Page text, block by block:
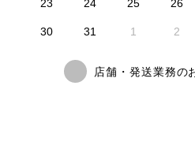
23 24 25 26
30 31 1 2
店舗・発送業務の